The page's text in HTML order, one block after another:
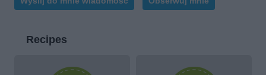
Recipes